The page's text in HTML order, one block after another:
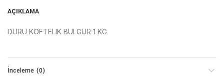
AÇIKLAMA
DURU KOFTELIK BULGUR 1 KG
İnceleme (0)